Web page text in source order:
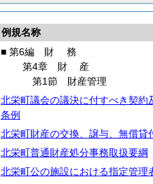
例規名称
■ 第6編 財 務
第4章 財 産
第1節 財産管理
北栄町議会の議決に付すべき契約
条例
北栄町財産の交換、譲与、無償貸
北栄町普通財産処分事務取扱要綱
北栄町公の施設における指定管理